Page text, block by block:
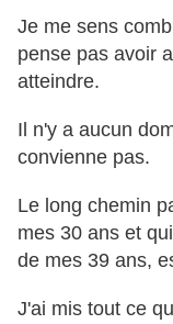
Je me sens
pense pas avoir
atteindre.
Il n'y a aucun
convienne pas.
Le long chemin
mes 30 ans et
de mes 39 ans,
J'ai mis tout ce